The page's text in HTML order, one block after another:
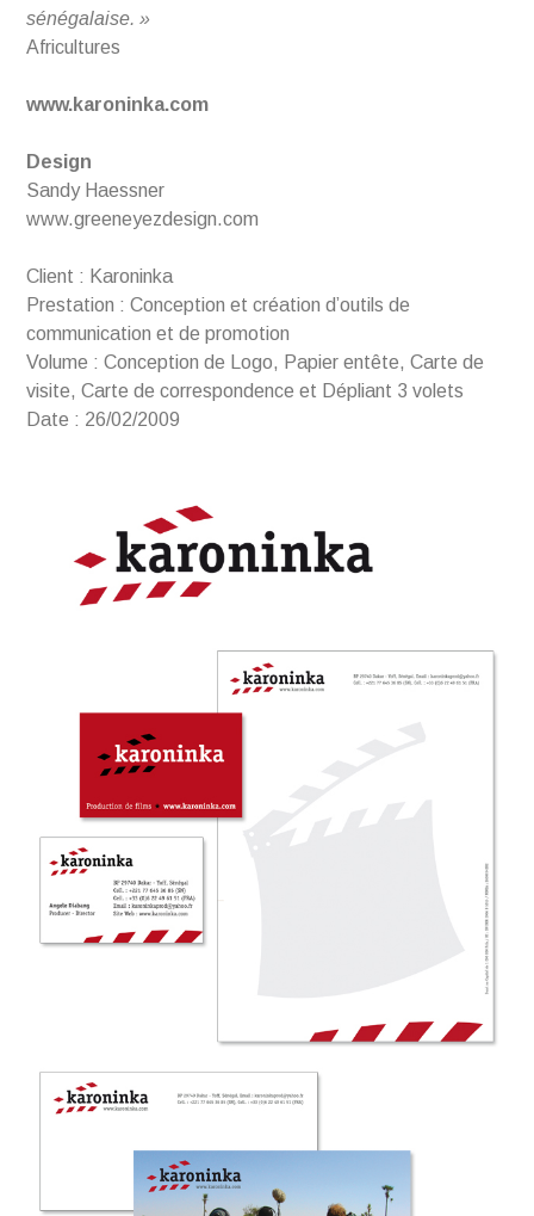
sénégalaise. »
Africultures
www.karoninka.com
Design
Sandy Haessner
www.greeneyezdesign.com
Client : Karoninka
Prestation : Conception et création d’outils de
communication et de promotion
Volume : Conception de Logo, Papier entête, Carte de
visite, Carte de correspondence et Dépliant 3 volets
Date : 26/02/2009